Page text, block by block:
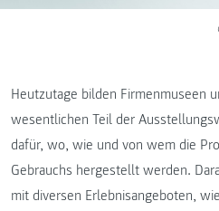
Heutzutage bilden Firmenmuseen
wesentlichen Teil der
dafür, wo, wie und von wem die
Gebrauchs hergestellt werden.
mit diversen Erlebnisangeboten,